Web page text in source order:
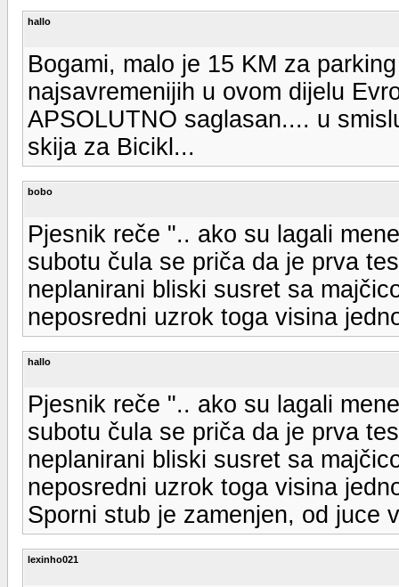
hallo
Bogami, malo je 15 KM za
najsavremenijih u ovom dijelu
APSOLUTNO saglasan.... u
skija za Bicikl...
bobo
Pjesnik reče ".. ako su lagali
subotu čula se priča da je prva
neplanirani bliski susret sa
neposredni uzrok toga visina
hallo
Pjesnik reče ".. ako su lagali
subotu čula se priča da je prva
neplanirani bliski susret sa
neposredni uzrok toga visina
Sporni stub je zamenjen, od juce
lexinho021